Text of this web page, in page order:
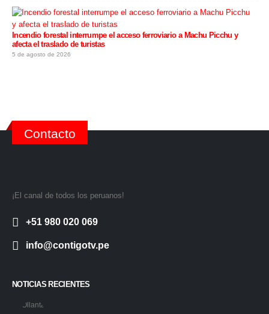
Incendio forestal interrumpe el acceso ferroviario a Machu Picchu y
afecta el traslado de turistas
5 de agosto de 2026
Contacto
¡El canal de todos los peruanos!
+51 980 020 069
info@contigotv.pe
NOTICIAS RECIENTES